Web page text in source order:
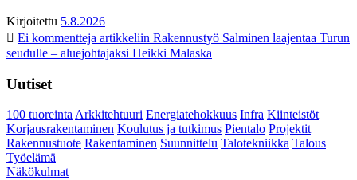
Kirjoitettu 5.8.2026
Ei kommentteja artikkeliin Rakennustyö Salminen laajentaa Turun
seudulle – aluejohtajaksi Heikki Malaska
Uutiset
100 tuoreintaArkkitehtuuri Energiatehokkuus Infra Kiinteistöt
Korjausrakentaminen Koulutus ja tutkimus Pientalo Projektit
Rakennustuote Rakentaminen Suunnittelu Talotekniikka Talous
Työelämä
Näkökulmat